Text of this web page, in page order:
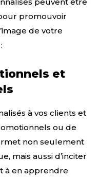
promouvoir
de votre
et
à vos clients et
ou de
non seulement
mais aussi d’inciter
à en apprendre